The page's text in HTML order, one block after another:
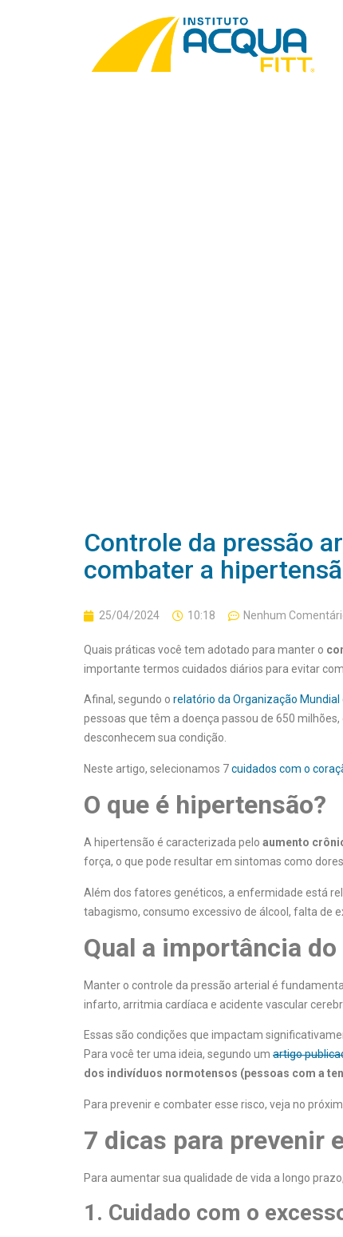
Controle da pressão
combater a
25/04/2024 10:18 Nenhum
Quais práticas você tem adotado para manter o
importante termos cuidados diários para evitar
Afinal, segundo o relatório da Organização Mundial
pessoas que têm a doença passou de 650
desconhecem sua condição.
Neste artigo, selecionamos 7cuidados com o
O que é hipertensão?
A hipertensão é caracterizada pelo aumento
força, o que pode resultar em sintomas como
Além dos fatores genéticos, a enfermidade está
tabagismo, consumo excessivo de álcool, falta de
Qual a importância
Manter o controle da pressão arterial é
infarto, arritmia cardíaca e acidente vascular
Essas são condições que impactam
Para você ter uma ideia, segundo um artigo
dos indivíduos normotensos (pessoas com a
Para prevenir e combater esse risco, veja no
7 dicas para prevenir
Para aumentar sua qualidade de vida a longo
1. Cuidado com o